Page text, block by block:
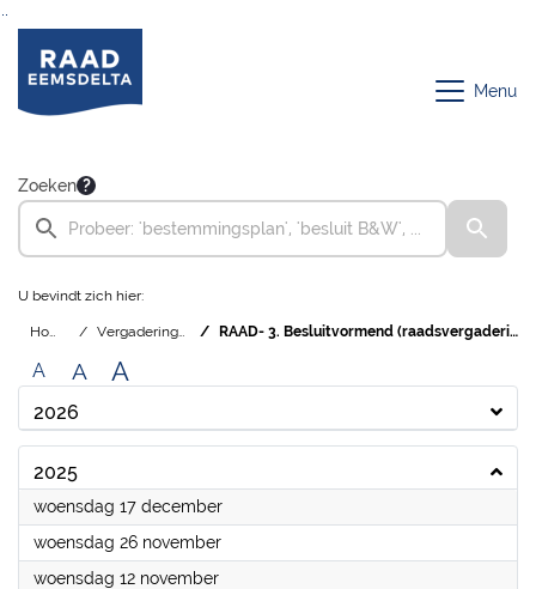
Ga naar de inhoud van deze pagina
Ga naar het zoeken
Ga naar het menu
Menu
Zoeken
U bevindt zich hier:
Home Vergaderingen RAAD- 3. Besluitvormend (raadsvergadering)
A A A
2026
2025
woensdag 17 december2025
woensdag 26 november2025
woensdag 12 november2025